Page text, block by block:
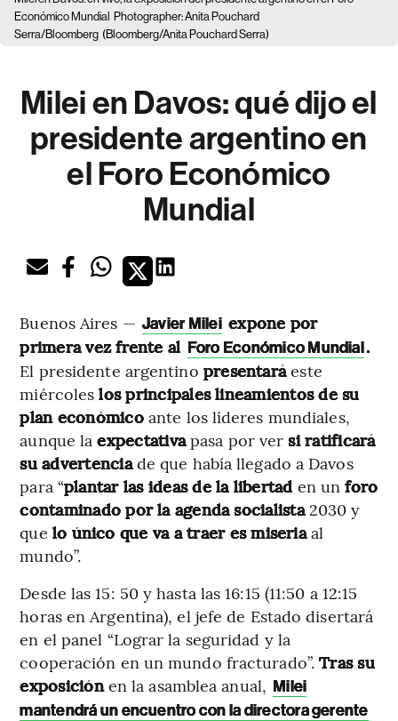
Económico Mundial Photographer: Anita Pouchard
Serra/Bloomberg (Bloomberg/Anita Pouchard Serra)
Milei en Davos: qué dijo el
presidente argentino en
el Foro Económico
Mundial
Buenos Aires — Javier Milei expone por
primera vez frente al Foro Económico Mundial.
El presidente argentino presentaráeste
miércoleslos principales lineamientos de su
plan económico ante los líderes mundiales,
aunque laexpectativapasa por versi ratificará
su advertenciade que había llegado a Davos
para “plantar las ideas de la libertad en unforo
contaminado por la agenda socialista2030 y
que lo único que va a traer es miseriaal
mundo”.
Desde las 15: 50 y hasta las 16:15 (11:50 a 12:15
horas en Argentina), el jefe de Estado disertará
en el panel “Lograr la seguridad y la
cooperación en un mundo fracturado”.Tras su
exposiciónen la asamblea anual, Milei
mantendrá un encuentro con la directora gerente